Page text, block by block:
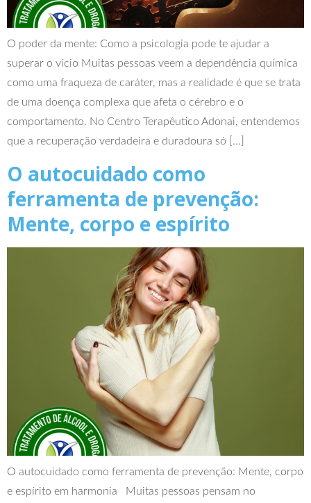
O poder da mente: Como a psicologia pode te ajudar a
superar o vício Muitas pessoas veem a dependência química
como uma fraqueza de caráter, mas a realidade é que se trata
de uma doença complexa que afeta o cérebro e o
comportamento. No Centro Terapêutico Adonai, entendemos
que a recuperação verdadeira e duradoura só […]
O autocuidado como
ferramenta de prevenção:
Mente, corpo e espírito
O autocuidado como ferramenta de prevenção: Mente, corpo
e espírito em harmonia Muitas pessoas pensam no